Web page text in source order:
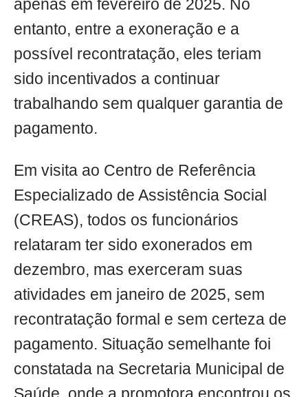
apenas em fevereiro de 2025. No
entanto, entre a exoneração e a
possível recontratação, eles teriam
sido incentivados a continuar
trabalhando sem qualquer garantia de
pagamento.
Em visita ao Centro de Referência
Especializado de Assistência Social
(CREAS), todos os funcionários
relataram ter sido exonerados em
dezembro, mas exerceram suas
atividades em janeiro de 2025, sem
recontratação formal e sem certeza de
pagamento. Situação semelhante foi
constatada na Secretaria Municipal de